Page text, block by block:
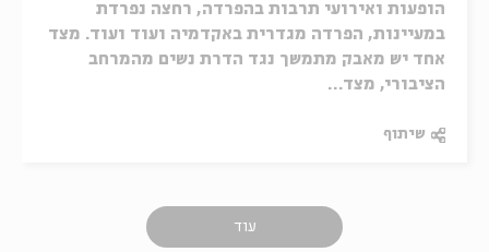
הופעות ואירועי תרבות בהפרדה, רחצה נפרדת
במעיינות, הפרדה מגדרית באקדמיה ועוד ועוד. מצד
אחד יש מאבק מתמשך נגד הדרת נשים מהמרחב
הציבורי, מצד...
שיתוף
עוד